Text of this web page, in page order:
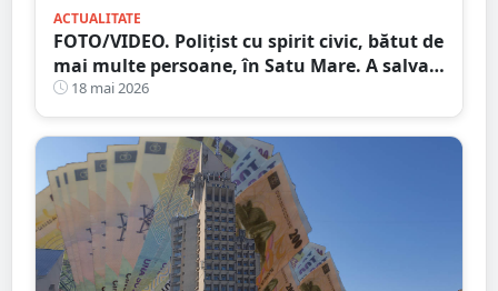
ACTUALITATE
FOTO/VIDEO. Polițist cu spirit civic, bătut de
mai multe persoane, în Satu Mare. A salvat
un copil
18 mai 2026